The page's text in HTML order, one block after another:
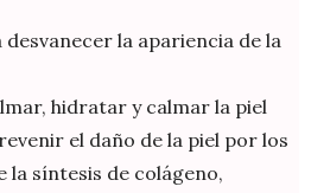
desvanecer la apariencia de la
hidratar y calmar la piel
el daño de la piel por los
la síntesis de colágeno,